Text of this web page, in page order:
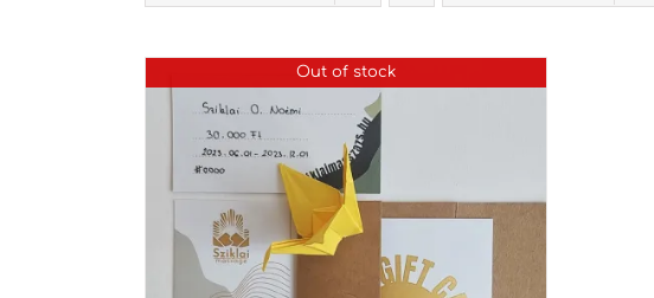
Out of stock